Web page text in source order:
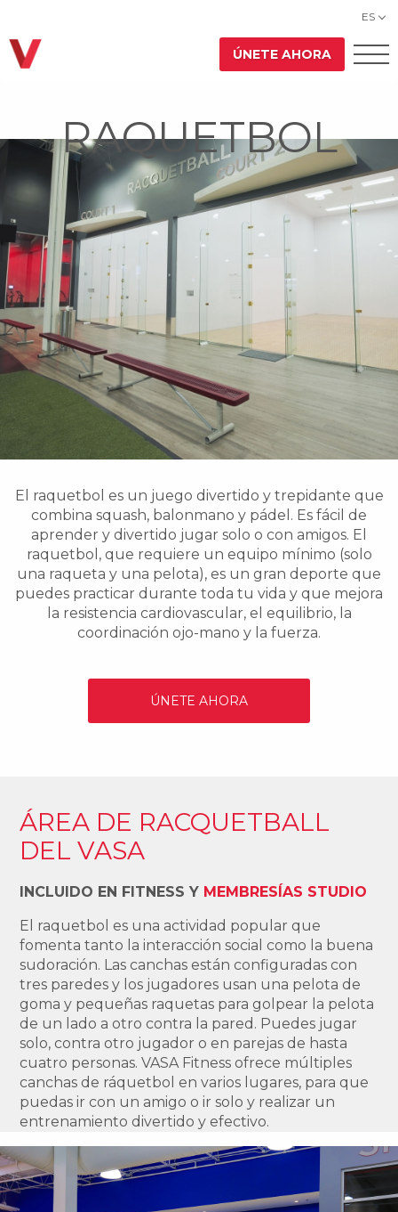
ES
ÚNETE AHORA
RAQUETBOL
El raquetbol es un juego divertido y trepidante que
combina squash, balonmano y pádel. Es fácil de
aprender y divertido jugar solo o con amigos. El
raquetbol, que requiere un equipo mínimo (solo
una raqueta y una pelota), es un gran deporte que
puedes practicar durante toda tu vida y que mejora
la resistencia cardiovascular, el equilibrio, la
coordinación ojo-mano y la fuerza.
ÚNETE AHORA
ÁREA DE RACQUETBALL
DEL VASA
INCLUIDO EN FITNESS Y MEMBRESÍAS STUDIO
El raquetbol es una actividad popular que
fomenta tanto la interacción social como la buena
sudoración. Las canchas están configuradas con
tres paredes y los jugadores usan una pelota de
goma y pequeñas raquetas para golpear la pelota
de un lado a otro contra la pared. Puedes jugar
solo, contra otro jugador o en parejas de hasta
cuatro personas. VASA Fitness ofrece múltiples
canchas de ráquetbol en varios lugares, para que
puedas ir con un amigo o ir solo y realizar un
entrenamiento divertido y efectivo.